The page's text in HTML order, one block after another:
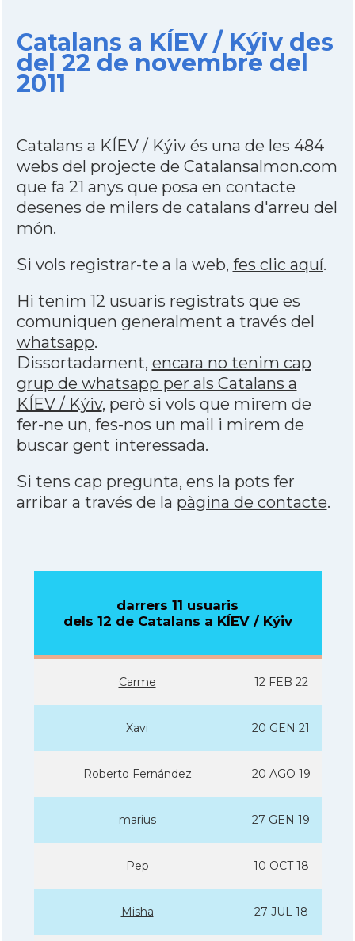
Catalans a KÍEV / Kýiv des
del 22 de novembre del
2011
Catalans a KÍEV / Kýiv és una de les 484
webs del projecte de Catalansalmon.com
que fa 21 anys que posa en contacte
desenes de milers de catalans d'arreu del
món.
Si vols registrar-te a la web, fes clic aquí.
Hi tenim 12 usuaris registrats que es
comuniquen generalment a través del
whatsapp.
Dissortadament, encara no tenim cap
grup de whatsapp per als Catalans a
KÍEV / Kýiv, però si vols que mirem de
fer-ne un, fes-nos un mail i mirem de
buscar gent interessada.
Si tens cap pregunta, ens la pots fer
arribar a través de la pàgina de contacte.
darrers 11 usuaris
dels 12 de Catalans a KÍEV / Kýiv
Carme 12 FEB 22
Xavi 20 GEN 21
Roberto Fernández 20 AGO 19
marius 27 GEN 19
Pep 10 OCT 18
Misha 27 JUL 18